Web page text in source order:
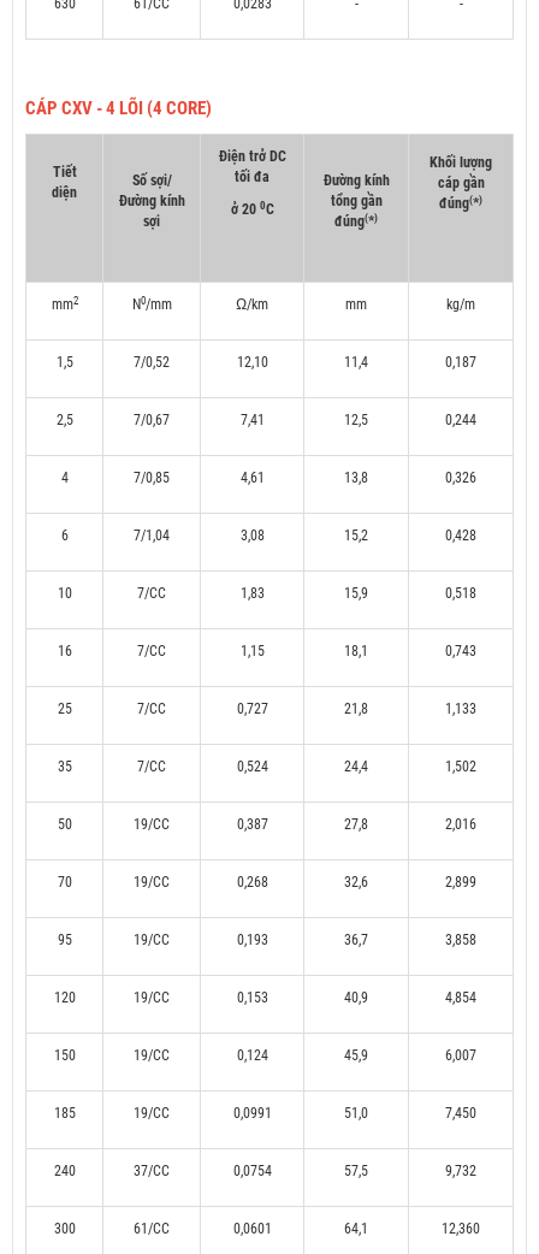
630 61/CC 0,0283 - -
CÁP CXV - 4 LÕI (4 CORE)
Tiết
diện
Số sợi/
Đường kính
sợi
Điện trở DC
tối đa
ở 20 0C
Đường kính
tổng gần
đúng(*)
Khối lượng
cáp gần
đúng(*)
mm2 N0/mm Ω/km mm kg/m
1,5 7/0,52 12,10 11,4 0,187
2,5 7/0,67 7,41 12,5 0,244
4 7/0,85 4,61 13,8 0,326
6 7/1,04 3,08 15,2 0,428
10 7/CC 1,83 15,9 0,518
16 7/CC 1,15 18,1 0,743
25 7/CC 0,727 21,8 1,133
35 7/CC 0,524 24,4 1,502
50 19/CC 0,387 27,8 2,016
70 19/CC 0,268 32,6 2,899
95 19/CC 0,193 36,7 3,858
120 19/CC 0,153 40,9 4,854
150 19/CC 0,124 45,9 6,007
185 19/CC 0,0991 51,0 7,450
240 37/CC 0,0754 57,5 9,732
300 61/CC 0,0601 64,1 12,360